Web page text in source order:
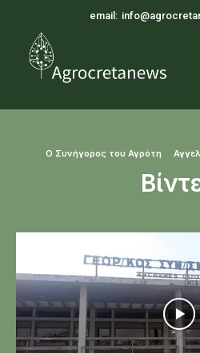
email:
O Συνήγορος του Αγρότη